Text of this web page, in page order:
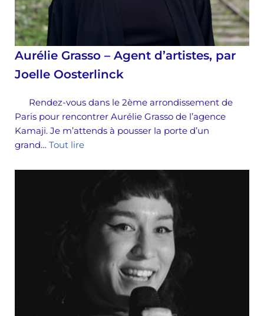
Aurélie Grasso – Agent d’artistes, par
Joelle Oosterlinck
Rendez-vous dans le 2ème arrondissement de
Paris pour rencontrer Aurélie Grasso de l’agence
Kamaji. Je m’attends à pousser la porte d’un
grand… Tout lire